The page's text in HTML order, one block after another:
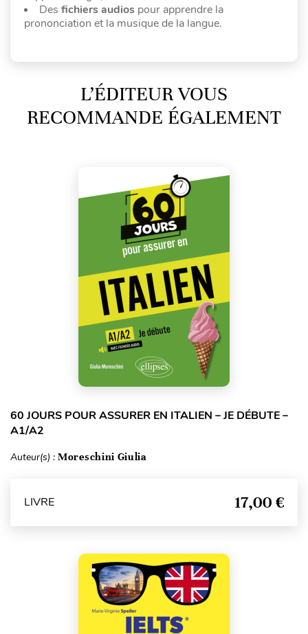
Des fichiers audios pour apprendre la
prononciation et la musique de la langue.
L’ÉDITEUR VOUS
RECOMMANDE ÉGALEMENT
60 JOURS POUR ASSURER EN ITALIEN – JE DÉBUTE –
A1/A2
Auteur(s) : Moreschini Giulia
LIVRE 17,00 €